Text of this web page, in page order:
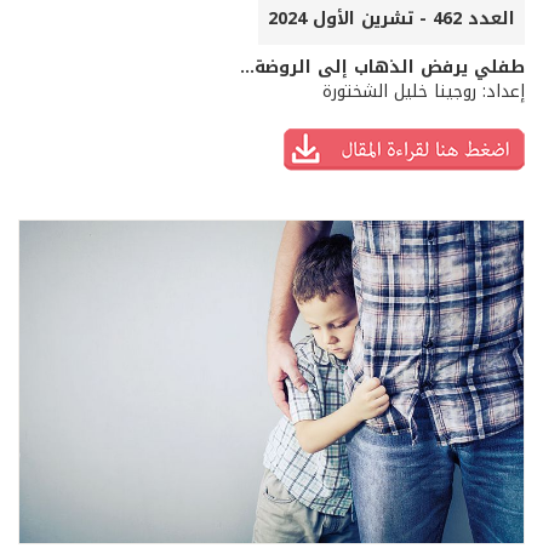
العدد 462 - تشرين الأول 2024
طفلي يرفض الذهاب إلى الروضة...
إعداد: روجينا خليل الشختورة